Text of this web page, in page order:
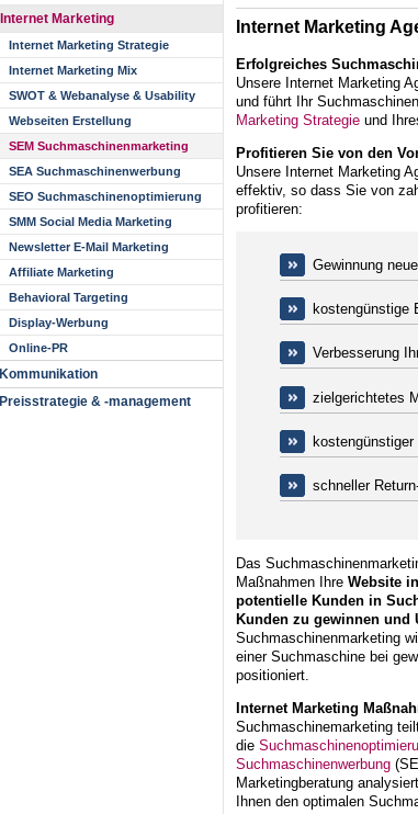
Internet Marketing
Internet Marketing Strategie
Internet Marketing Mix
SWOT & Webanalyse & Usability
Webseiten Erstellung
SEM Suchmaschinenmarketing
SEA Suchmaschinenwerbung
SEO Suchmaschinenoptimierung
SMM Social Media Marketing
Newsletter E-Mail Marketing
Affiliate Marketing
Behavioral Targeting
Display-Werbung
Online-PR
Kommunikation
Preisstrategie & -management
Internet Marketing
Erfolgreiches
Unsere Internet Marketing
und führt Ihr
Marketing Strategie und
Profitieren Sie von den
Unsere Internet Marketing
effektiv, so dass Sie von
profitieren:
Gewinnung
kostengünstige
Verbesserung
zielgerichtetes
schneller
Das
Maßnahmen Ihre Website
potentielle Kunden in
Kunden zu gewinnen und
Suchmaschinenmarketing
einer Suchmaschine bei
positioniert.
Internet Marketing
Suchmaschinemarketing
die
Suchmaschinenwerbung
Marketingberatung
Ihnen den optimalen